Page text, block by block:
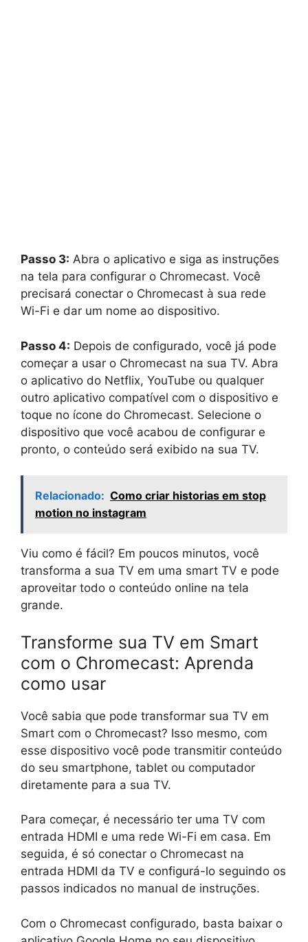
Passo 3: Abra o aplicativo e siga as instruções
na tela para configurar o Chromecast. Você
precisará conectar o Chromecast à sua rede
Wi-Fi e dar um nome ao dispositivo.
Passo 4: Depois de configurado, você já pode
começar a usar o Chromecast na sua TV. Abra
o aplicativo do Netflix, YouTube ou qualquer
outro aplicativo compatível com o dispositivo e
toque no ícone do Chromecast. Selecione o
dispositivo que você acabou de configurar e
pronto, o conteúdo será exibido na sua TV.
Relacionado: Como criar historias em stop
motion no instagram
Viu como é fácil? Em poucos minutos, você
transforma a sua TV em uma smart TV e pode
aproveitar todo o conteúdo online na tela
grande.
Transforme sua TV em Smart
com o Chromecast: Aprenda
como usar
Você sabia que pode transformar sua TV em
Smart com o Chromecast? Isso mesmo, com
esse dispositivo você pode transmitir conteúdo
do seu smartphone, tablet ou computador
diretamente para a sua TV.
Para começar, é necessário ter uma TV com
entrada HDMI e uma rede Wi-Fi em casa. Em
seguida, é só conectar o Chromecast na
entrada HDMI da TV e configurá-lo seguindo os
passos indicados no manual de instruções.
Com o Chromecast configurado, basta baixar o